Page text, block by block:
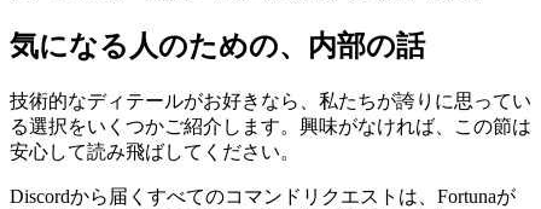
気になる人のための、内部の話
技術的なディテールがお好きなら、私たちが誇りに思ってい
る選択をいくつかご紹介します。興味がなければ、この節は
安心して読み飛ばしてください。
Discordから届くすべてのコマンドリクエストは、Fortunaが